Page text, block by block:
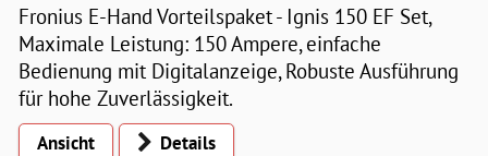
Fronius E-Hand Vorteilspaket - Ignis 150 EF Set,
Maximale Leistung: 150 Ampere, einfache
Bedienung mit Digitalanzeige, Robuste Ausführung
für hohe Zuverlässigkeit.
Ansicht
Details